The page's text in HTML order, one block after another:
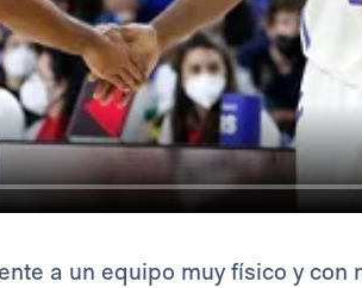
a un equipo muy físico y con